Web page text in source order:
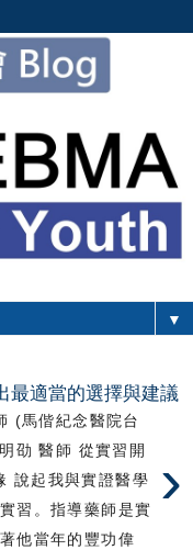
▼
最適當的選擇與建議
›
(馬偕紀念醫院台
劭 醫師 從實習開
說起我與實證醫學
習。指導藥師是實
他當年的豐功偉